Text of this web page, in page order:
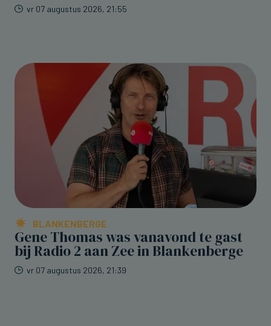
vr 07 augustus 2026, 21:55
BLANKENBERGE
Gene Thomas was vanavond te gast
bij Radio 2 aan Zee in Blankenberge
vr 07 augustus 2026, 21:39